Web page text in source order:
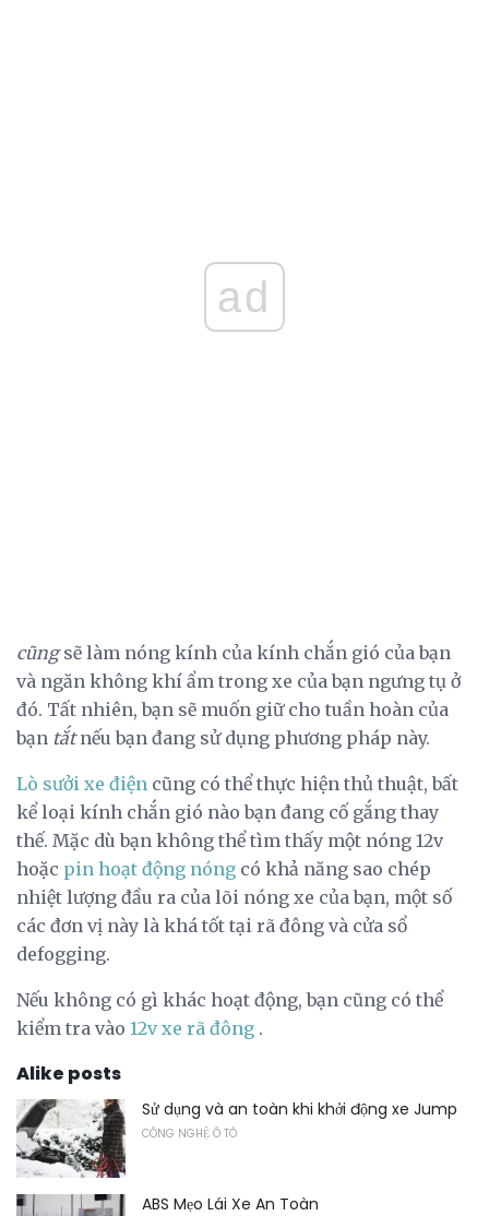
ad
cũngsẽ làm nóng kính của kính chắn gió của bạn
và ngăn không khí ẩm trong xe của bạn ngưng tụ ở
đó. Tất nhiên, bạn sẽ muốn giữ cho tuần hoàn của
bạn tắtnếu bạn đang sử dụng phương pháp này.
Lò sưởi xe điện cũng có thể thực hiện thủ thuật, bất
kể loại kính chắn gió nào bạn đang cố gắng thay
thế. Mặc dù bạn không thể tìm thấy một nóng 12v
hoặc pin hoạt động nóng có khả năng sao chép
nhiệt lượng đầu ra của lõi nóng xe của bạn, một số
các đơn vị này là khá tốt tại rã đông và cửa sổ
defogging.
Nếu không có gì khác hoạt động, bạn cũng có thể
kiểm tra vào 12v xe rã đông .
Alike posts
Sử dụng và an toàn khi khởi động xe Jump
CÔNG NGHỆ Ô TÔ
ABS Mẹo Lái Xe An Toàn